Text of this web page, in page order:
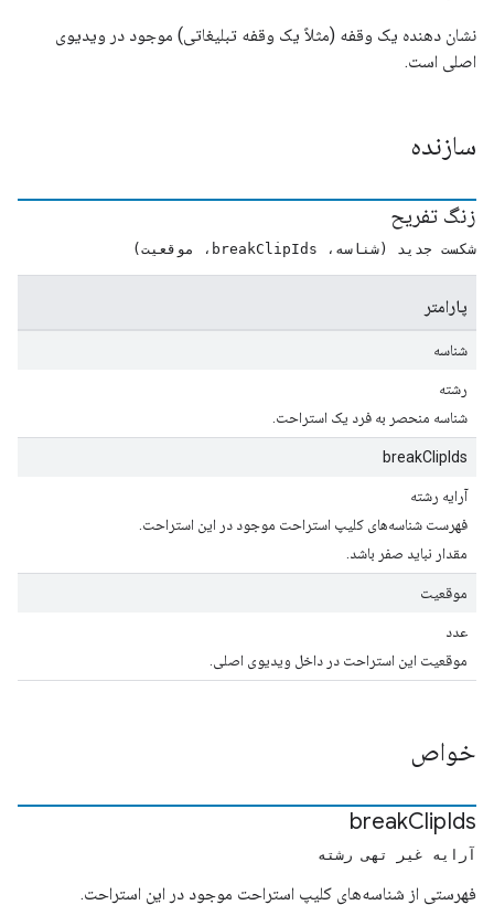
نشان دهنده یک وقفه (مثلاً یک وقفه تبلیغاتی) موجود در ویدیوی
اصلی است.
سازنده
زنگ تفريح
شکست جدید (شناسه، breakClipIds، موقعیت)
پارامتر
شناسه
رشته
شناسه منحصر به فرد یک استراحت.
breakClipIds
آرایه رشته
فهرست شناسه‌های کلیپ استراحت موجود در این استراحت.
مقدار نباید صفر باشد.
موقعیت
عدد
موقعیت این استراحت در داخل ویدیوی اصلی.
خواص
breakClipIds
آرایه غیر تهی رشته
فهرستی از شناسه‌های کلیپ استراحت موجود در این استراحت.